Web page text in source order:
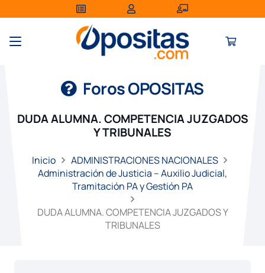
Foros OPOSITAS
DUDA ALUMNA. COMPETENCIA JUZGADOS
Y TRIBUNALES
Inicio
ADMINISTRACIONES NACIONALES
Administración de Justicia – Auxilio Judicial,
Tramitación PA y Gestión PA
DUDA ALUMNA. COMPETENCIA JUZGADOS Y
TRIBUNALES